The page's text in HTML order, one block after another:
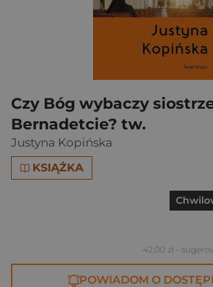
Czy Bóg wybaczy
Bernadetcie? tw.
Justyna Kopińska
KSIĄŻKA
42,00 zł -
POWIADOM O